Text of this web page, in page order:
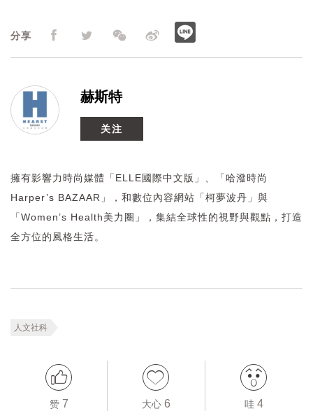
分享
赫斯特
关注
擁有影響力時尚媒體「ELLE國際中文版」、「哈潑時尚
Harper’s BAZAAR」，和數位內容網站「柯夢波丹」與
「Women’s Health美力圈」，集結全球性的視野與觀點，打造
全方位的風格生活。
人文社科
赞 7 大心 6 哇 4